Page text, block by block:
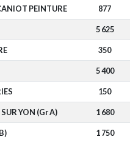
PEINTURE 877
5 625
350
5 400
150
YON (Gr A) 1 680
1 750